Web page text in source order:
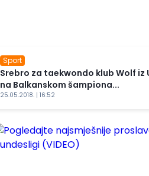
Sport
Srebro za taekwondo klub Wolf iz
na Balkanskom šampiona...
25.05.2018. | 16:52